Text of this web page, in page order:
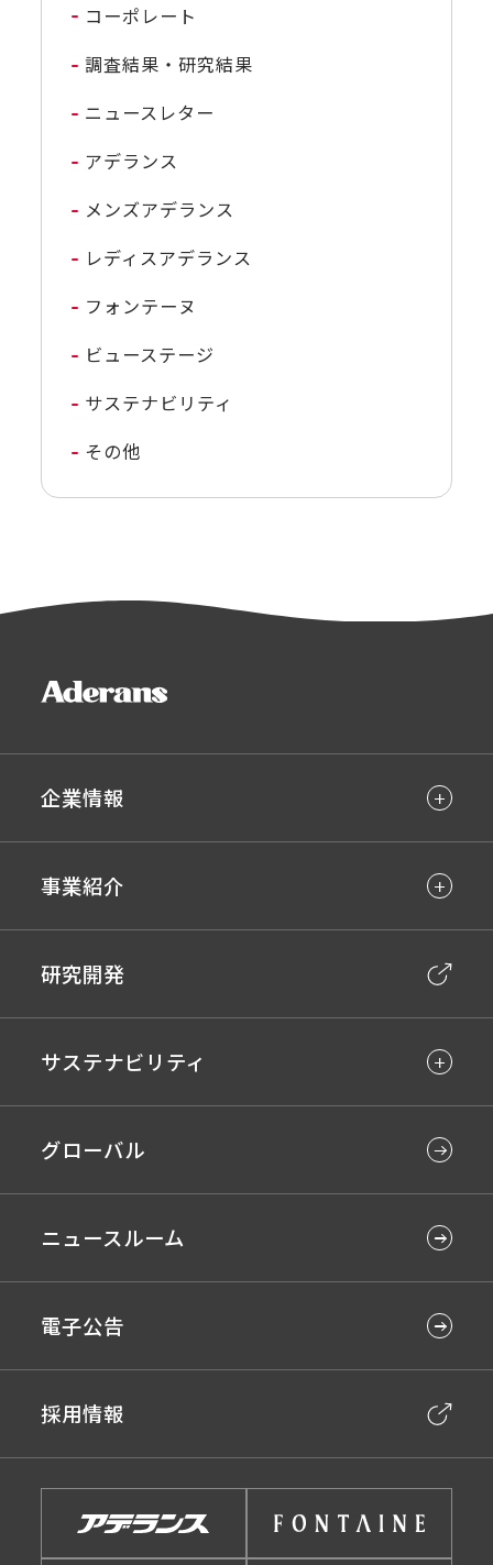
コーポレート
調査結果・研究結果
ニュースレター
アデランス
メンズアデランス
レディスアデランス
フォンテーヌ
ビューステージ
サステナビリティ
その他
企業情報
事業紹介
研究開発
サステナビリティ
グローバル
ニュースルーム
電子公告
採用情報